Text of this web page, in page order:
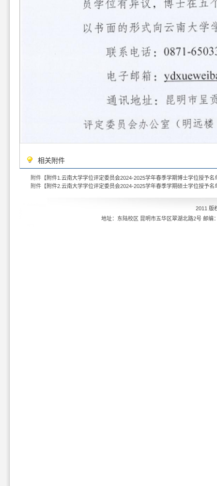
相关附件
附件【 附件1.云南大学学位评定委员会2024-2025学年春季学期博士学位授予名
附件【 附件2.云南大学学位评定委员会2024-2025学年春季学期硕士学位授予名
2011 版
地址：东陆校区 昆明市五华区翠湖北路2号 邮编